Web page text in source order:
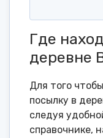
Где
деревне
Для того
посылку в
следуя
справочнике,